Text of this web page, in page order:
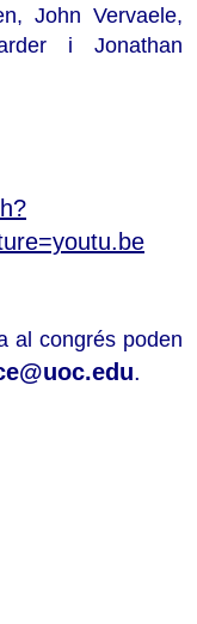
John Vervaele,
i Jonathan
al congrés poden
.